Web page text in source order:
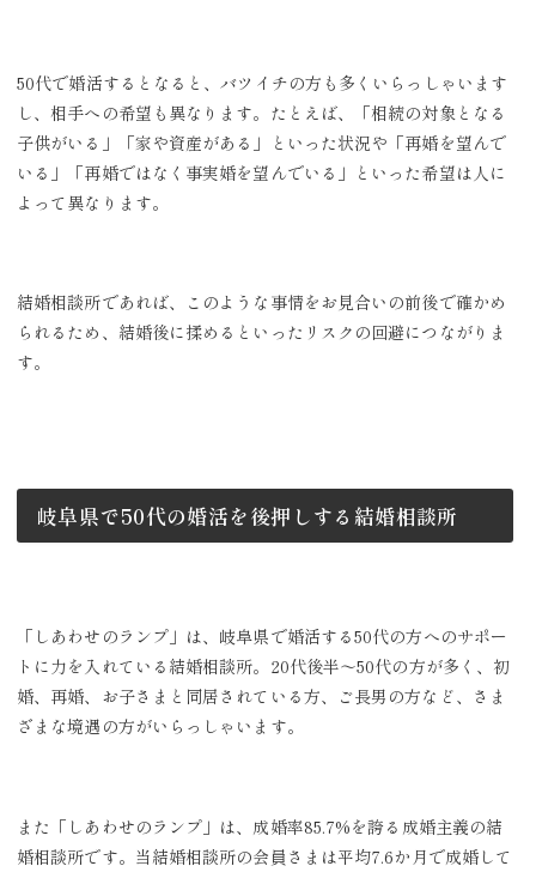
50代で婚活するとなると、バツイチの方も多くいらっしゃいます
し、相手への希望も異なります。たとえば、「相続の対象となる
子供がいる」「家や資産がある」といった状況や「再婚を望んで
いる」「再婚ではなく事実婚を望んでいる」といった希望は人に
よって異なります。
結婚相談所であれば、このような事情をお見合いの前後で確かめ
られるため、結婚後に揉めるといったリスクの回避につながりま
す。
岐阜県で50代の婚活を後押しする結婚相談所
「しあわせのランプ」は、岐阜県で婚活する50代の方へのサポー
トに力を入れている結婚相談所。20代後半～50代の方が多く、初
婚、再婚、お子さまと同居されている方、ご長男の方など、さま
ざまな境遇の方がいらっしゃいます。
また「しあわせのランプ」は、成婚率85.7%を誇る成婚主義の結
婚相談所です。当結婚相談所の会員さまは平均7.6か月で成婚して